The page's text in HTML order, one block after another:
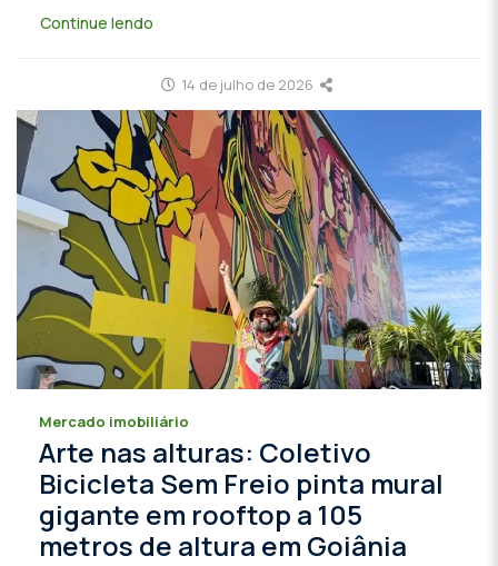
Continue lendo
14 de julho de 2026
Mercado imobiliário
Arte nas alturas: Coletivo
Bicicleta Sem Freio pinta mural
gigante em rooftop a 105
metros de altura em Goiânia